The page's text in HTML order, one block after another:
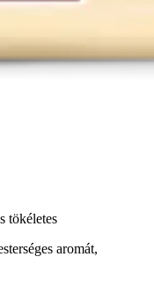
tökéletes
aromát,